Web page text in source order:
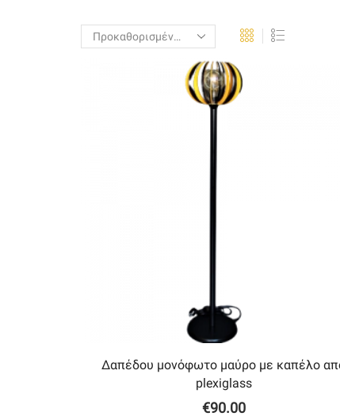
Δαπέδου μονόφωτο μαύρο με καπέλο
plexiglass
€90.00